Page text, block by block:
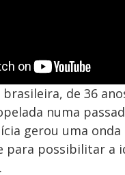
de 36
numa
gerou uma onda
para possibilitar a